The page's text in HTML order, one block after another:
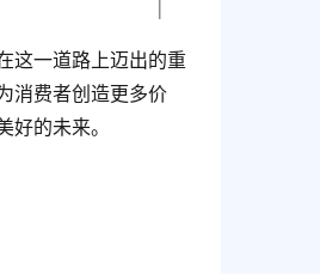
这一道路上迈出的重
消费者创造更多价
的未来。